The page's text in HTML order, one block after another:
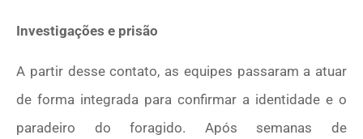
Investigações e prisão
A partir desse contato, as equipes passaram a atuar
de forma integrada para confirmar a identidade e o
paradeiro do foragido. Após semanas de